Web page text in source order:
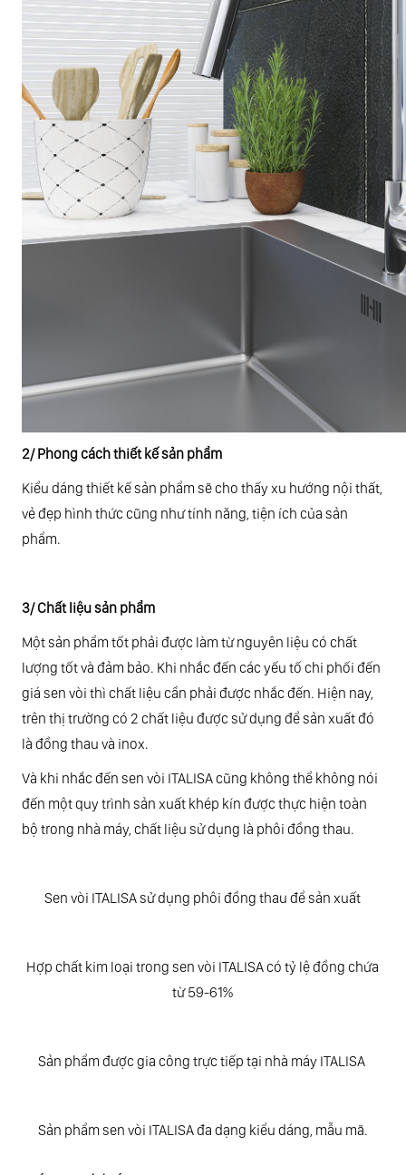
2/ Phong cách thiết kế sản phẩm
Kiểu dáng thiết kế sản phẩm sẽ cho thấy xu hướng nội thất,
vẻ đẹp hình thức cũng như tính năng, tiện ích của sản
phẩm.
3/ Chất liệu sản phẩm
Một sản phẩm tốt phải được làm từ nguyên liệu có chất
lượng tốt và đảm bảo. Khi nhắc đến các yếu tố chi phối đến
giá sen vòi thì chất liệu cần phải được nhắc đến. Hiện nay,
trên thị trường có 2 chất liệu được sử dụng để sản xuất đó
là đồng thau và inox.
Và khi nhắc đến sen vòi ITALISA cũng không thể không nói
đến một quy trình sản xuất khép kín được thực hiện toàn
bộ trong nhà máy, chất liệu sử dụng là phôi đồng thau.
Sen vòi ITALISA sử dụng phôi đồng thau để sản xuất
Hợp chất kim loại trong sen vòi ITALISA có tỷ lệ đồng chứa
từ 59-61%
Sản phẩm được gia công trực tiếp tại nhà máy ITALISA
Sản phẩm sen vòi ITALISA đa dạng kiểu dáng, mẫu mã.